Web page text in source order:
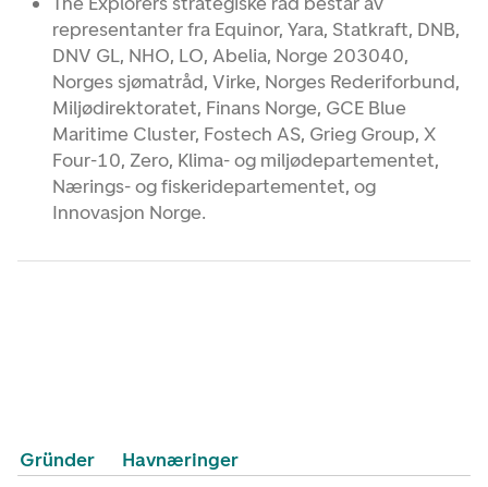
representanter fra Equinor, Yara, Statkraft, DNB,
DNV GL, NHO, LO, Abelia, Norge 203040,
Norges sjømatråd, Virke, Norges Rederiforbund,
Miljødirektoratet, Finans Norge, GCE Blue
Maritime Cluster, Fostech AS, Grieg Group, X
Four-10, Zero, Klima- og miljødepartementet,
Nærings- og fiskeridepartementet, og
Innovasjon Norge.
Gründer Havnæringer